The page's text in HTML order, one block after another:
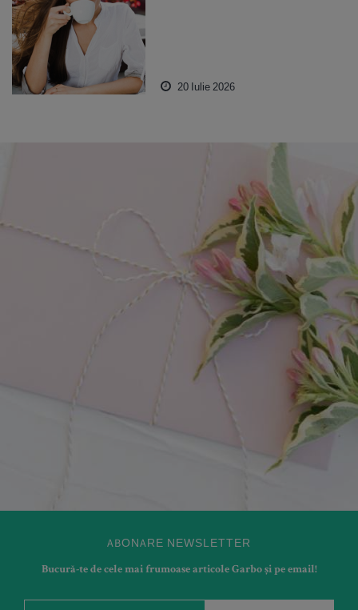
20 Iulie 2026
ABONARE NEWSLETTER
Bucură-te de cele mai frumoase articole Garbo și pe email!